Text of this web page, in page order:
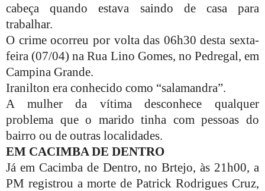
cabeça quando estava saindo de casa para
trabalhar.
O crime ocorreu por volta das 06h30 desta sexta-
feira (07/04) na Rua Lino Gomes, no Pedregal, em
Campina Grande.
Iranilton era conhecido como “salamandra”.
A mulher da vítima desconhece qualquer
problema que o marido tinha com pessoas do
bairro ou de outras localidades.
EM CACIMBA DE DENTRO
Já em Cacimba de Dentro, no Brtejo, às 21h00, a
PM registrou a morte de Patrick Rodrigues Cruz,